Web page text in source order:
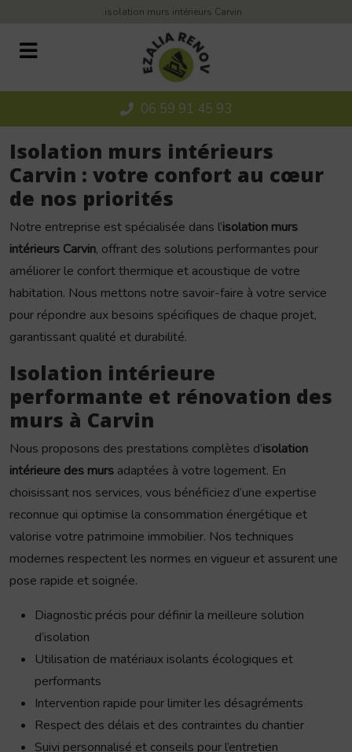
isolation murs intérieurs Carvin
06 59 91 45 93
Isolation murs intérieurs
Carvin : votre confort au cœur
de nos priorités
Notre entreprise est spécialisée dans l’isolation murs
intérieurs Carvin, offrant des solutions performantes pour
améliorer le confort thermique et acoustique de votre
habitation. Nous mettons notre savoir-faire à votre service
pour répondre aux besoins spécifiques de chaque projet,
garantissant qualité et durabilité.
Isolation intérieure
performante et rénovation des
murs à Carvin
Nous proposons des prestations complètes d’isolation
intérieure des murs adaptées à votre logement. En
choisissant nos services, vous bénéficiez d’une expertise
reconnue qui optimise la consommation énergétique et
valorise votre patrimoine immobilier. Nos techniques
modernes respectent les normes en vigueur et assurent une
pose rapide et soignée.
Diagnostic précis pour définir la meilleure solution
d’isolation
Utilisation de matériaux isolants écologiques et
performants
Intervention rapide pour limiter les désagréments
Respect des délais et des contraintes du chantier
Suivi personnalisé et conseils pour l’entretien
Panneau de gestion des cookies